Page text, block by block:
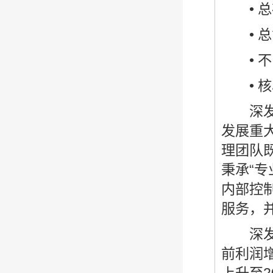
• 总
• 总
• 不
• 核
深发
发展重
理团队
秉承“
内部控
服务，
深发
前利润